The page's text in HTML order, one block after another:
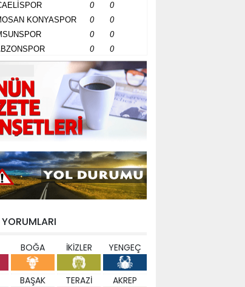
0
0
KONYASPOR 0
0
0
0
0 0
YORUMLARI
BOĞA İKİZLER YENGEÇ
BAŞAK TERAZİ AKREP